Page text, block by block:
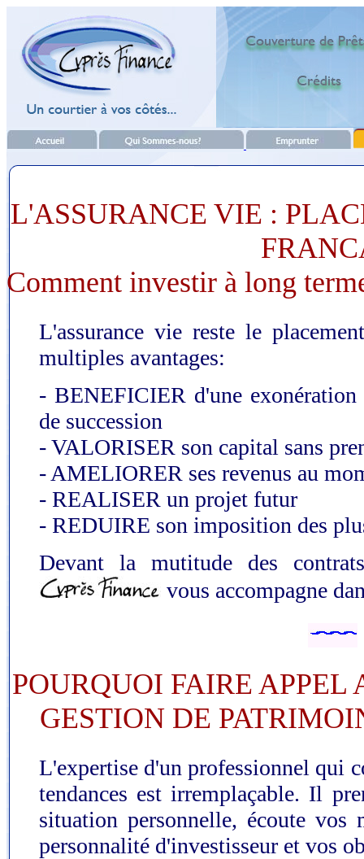
L'ASSURANCE VIE :
Comment investir à long
L'assurance vie reste le
multiples avantages:
- BENEFICIER d'une
de succession
- VALORISER son capital sans
- AMELIORER ses revenus au
- REALISER un projet futur
- REDUIRE son imposition des
Devant la mutitude des
vous accompagne
POURQUOI FAIRE APPEL
GESTION DE
L'expertise d'un professionnel qui
tendances est irremplaçable. Il
situation personnelle, écoute vos
personnalité d'investisseur et vos